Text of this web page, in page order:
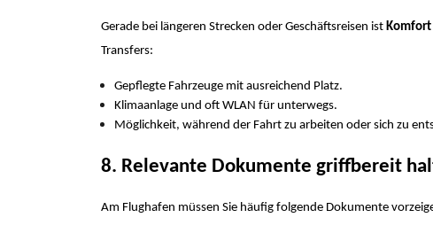
Gerade bei längeren Strecken oder Geschäftsreisen ist Komfort
Transfers:
Gepflegte Fahrzeuge mit ausreichend Platz.
Klimaanlage und oft WLAN für unterwegs.
Möglichkeit, während der Fahrt zu arbeiten oder sich zu
8. Relevante Dokumente griffbereit
Am Flughafen müssen Sie häufig folgende Dokumente